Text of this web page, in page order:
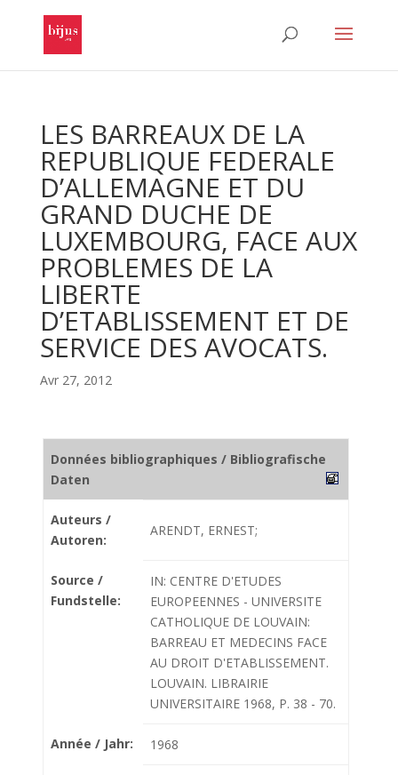
LES BARREAUX DE LA
REPUBLIQUE FEDERALE
D’ALLEMAGNE ET DU
GRAND DUCHE DE
LUXEMBOURG, FACE AUX
PROBLEMES DE LA
LIBERTE
D’ETABLISSEMENT ET DE
SERVICE DES AVOCATS.
Avr 27, 2012
Données bibliographiques / Bibliografische
Daten
Auteurs /
Autoren:
ARENDT, ERNEST;
Source /
Fundstelle:
IN: CENTRE D'ETUDES
EUROPEENNES - UNIVERSITE
CATHOLIQUE DE LOUVAIN:
BARREAU ET MEDECINS FACE
AU DROIT D'ETABLISSEMENT.
LOUVAIN. LIBRAIRIE
UNIVERSITAIRE 1968, P. 38 - 70.
Année / Jahr: 1968